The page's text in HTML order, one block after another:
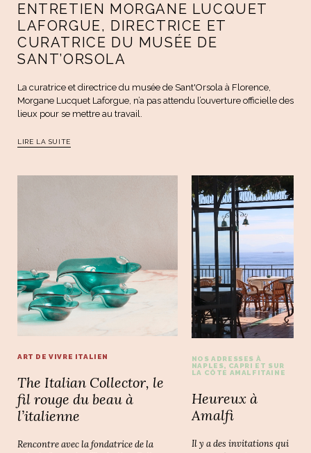
ENTRETIEN MORGANE LUCQUET
LAFORGUE, DIRECTRICE ET
CURATRICE DU MUSÉE DE
SANT’ORSOLA
La curatrice et directrice du musée de Sant'Orsola à Florence,
Morgane Lucquet Laforgue, n’a pas attendu l’ouverture officielle des
lieux pour se mettre au travail.
LIRE LA SUITE
ART DE VIVRE ITALIEN
The Italian Collector, le
fil rouge du beau à
l’italienne
Rencontre avec la fondatrice de la
NOS ADRESSES À
NAPLES, CAPRI ET SUR
LA CÔTE AMALFITAINE
Heureux à
Amalfi
Il y a des invitations qui